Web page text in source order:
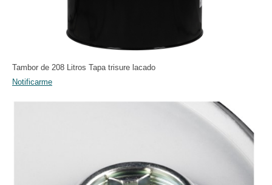
Tambor de 208 Litros Tapa trisure lacado
Notificarme